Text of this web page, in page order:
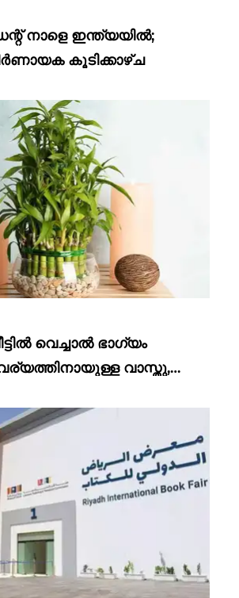
നാളെ ഇന്ത്യയിൽ;
കൂടിക്കാഴ്ച
വെച്ചാൽ ഭാഗ്യം
വാസ്തു,